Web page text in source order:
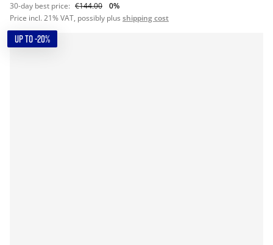
30-day best price: €144.00
0%
Price incl. 21% VAT, possibly plus shipping cost
UP TO -20%